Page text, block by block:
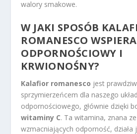
walory smakowe.
W JAKI SPOSÓB
ROMANESCO
ODPORNOŚCIOWY I
KRWIONOŚNY?
Kalafior romanesco jest
sprzymierzeńcem dla naszego
odpornościowego, głównie dzięki
witaminy C. Ta witamina, znana
wzmacniających odporność, działa